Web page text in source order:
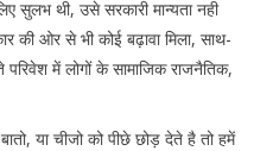
सुलभ थी, उसे सरकारी मान्यता नही
की ओर से भी कोई बढ़ावा मिला, साथ-
में लोगों के सामाजिक राजनैतिक,
या चीजो को पीछे छोड़ देते है तो हमें